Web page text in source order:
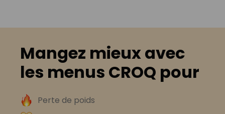
Mangez mieux avec
les menus CROQ pour
Perte de poids